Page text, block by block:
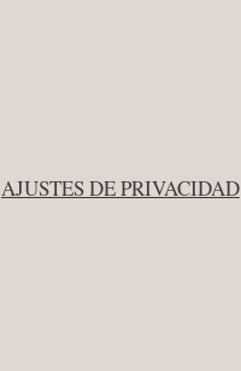
AJUSTES DE PRIVACIDAD